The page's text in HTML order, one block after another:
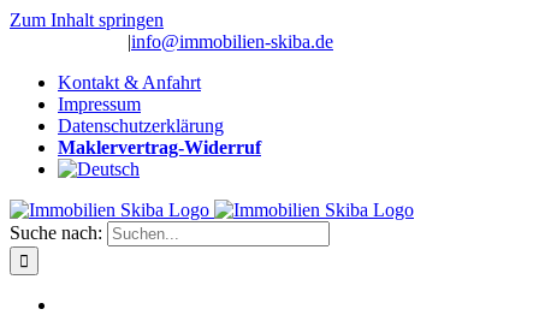
Zum Inhalt springen
|info@immobilien-skiba.de
Kontakt & Anfahrt
Impressum
Datenschutzerklärung
Maklervertrag-Widerruf
Suche nach: